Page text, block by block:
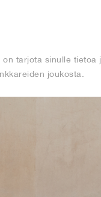
on tarjota sinulle
joukosta.